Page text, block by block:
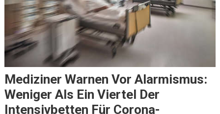
Mediziner Warnen Vor Alarmismus:
Weniger Als Ein Viertel Der
Intensivbetten Für Corona-